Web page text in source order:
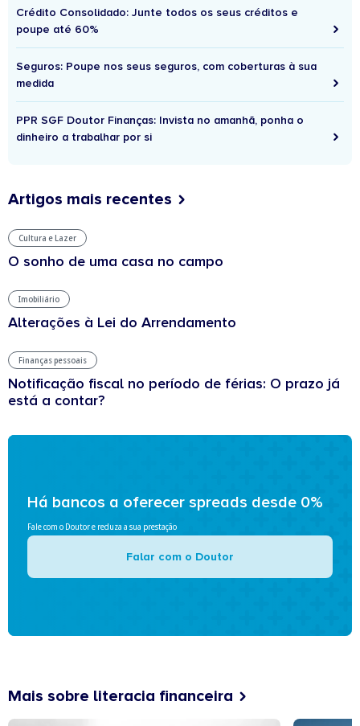
Crédito Consolidado: Junte todos os seus créditos e
poupe até 60%
Seguros: Poupe nos seus seguros, com coberturas à sua
medida
PPR SGF Doutor Finanças: Invista no amanhã, ponha o
dinheiro a trabalhar por si
Artigos mais recentes
Cultura e Lazer
O sonho de uma casa no campo
Imobiliário
Alterações à Lei do Arrendamento
Finanças pessoais
Notificação fiscal no período de férias: O prazo já
está a contar?
Há bancos a oferecer spreads desde 0%
Fale com o Doutor e reduza a sua prestação
Falar com o Doutor
Mais sobre literacia financeira